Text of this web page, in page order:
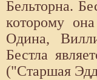
Бельторна.
которому
Одина,
Бестла
("Старшая